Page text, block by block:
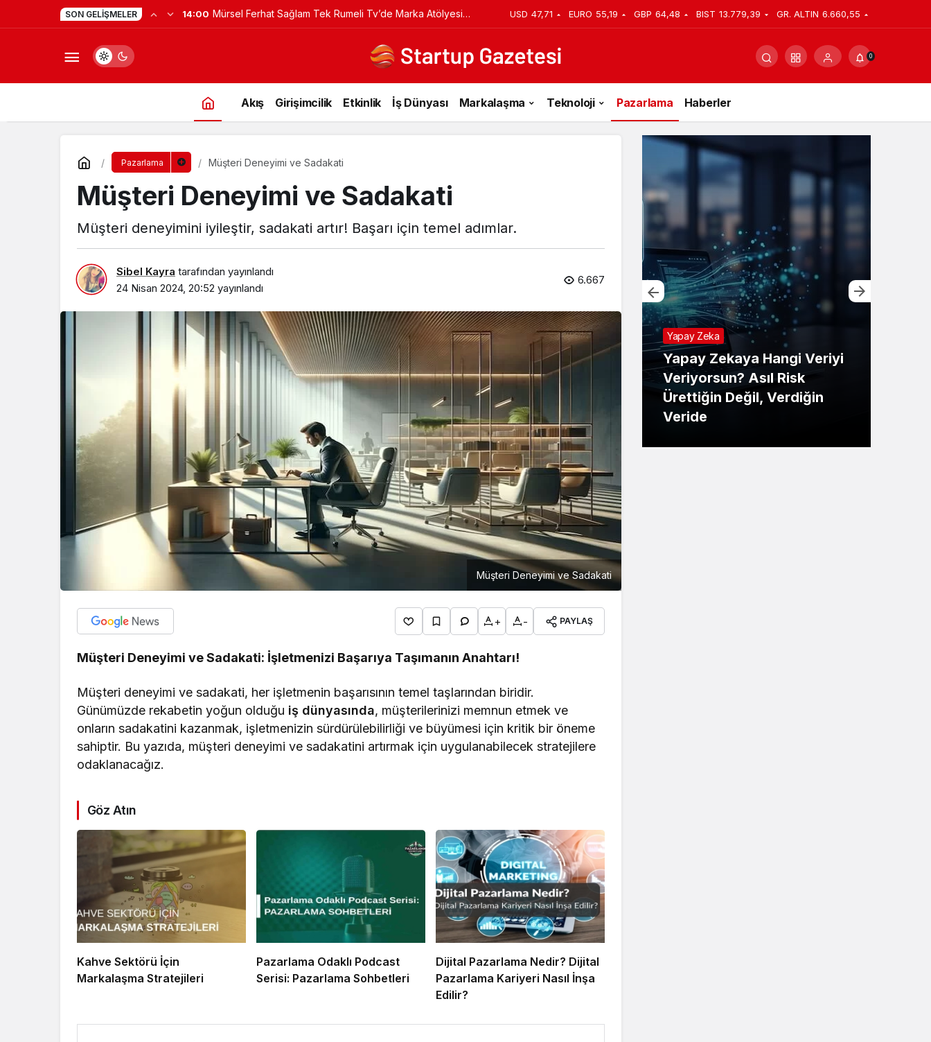
SON GELIŞMELER 0:23 Yapay Zekaya Hangi Veriyi Veriyorsun? Asıl Risk Ürettiğin USD 47,71 EURO 55,19 GBP 64,48 BIST 13.779,39 GR. ALTIN 6.660,55
0
Akış Girişimcilik Etkinlik İş Dünyası Markalaşma Teknoloji Pazarlama Haberler
Pazarlama Müşteri Deneyimi ve Sadakati
Müşteri Deneyimi ve Sadakati
Müşteri deneyimini iyileştir, sadakati artır! Başarı için temel adımlar.
Sibel Kayra tarafından yayınlandı
24 Nisan 2024, 20:52 yayınlandı
6.667
Müşteri Deneyimi ve Sadakati
+ - PAYLAŞ
Müşteri Deneyimi ve Sadakati: İşletmenizi Başarıya Taşımanın Anahtarı!
Müşteri deneyimi ve sadakati, her işletmenin başarısının temel taşlarından biridir.
Günümüzde rekabetin yoğun olduğu iş dünyasında, müşterilerinizi memnun etmek ve
onların sadakatini kazanmak, işletmenizin sürdürülebilirliği ve büyümesi için kritik bir öneme
sahiptir. Bu yazıda, müşteri deneyimi ve sadakatini artırmak için uygulanabilecek stratejilere
odaklanacağız.
Göz Atın
Kahve Sektörü İçin
Markalaşma Stratejileri
Pazarlama Odaklı Podcast
Serisi: Pazarlama Sohbetleri
Dijital Pazarlama Nedir? Dijital
Pazarlama Kariyeri Nasıl İnşa
Edilir?
Girişimcilik
Mürsel Ferhat Sağlam Tek
Rumeli Tv’de Marka
Atölyesi Programına Konuk
Oldu
Yapay Zeka
Yapay Zekaya Hangi Veriyi
Veriyorsun? Asıl Risk
Ürettiğin Değil, Verdiğin
Veride